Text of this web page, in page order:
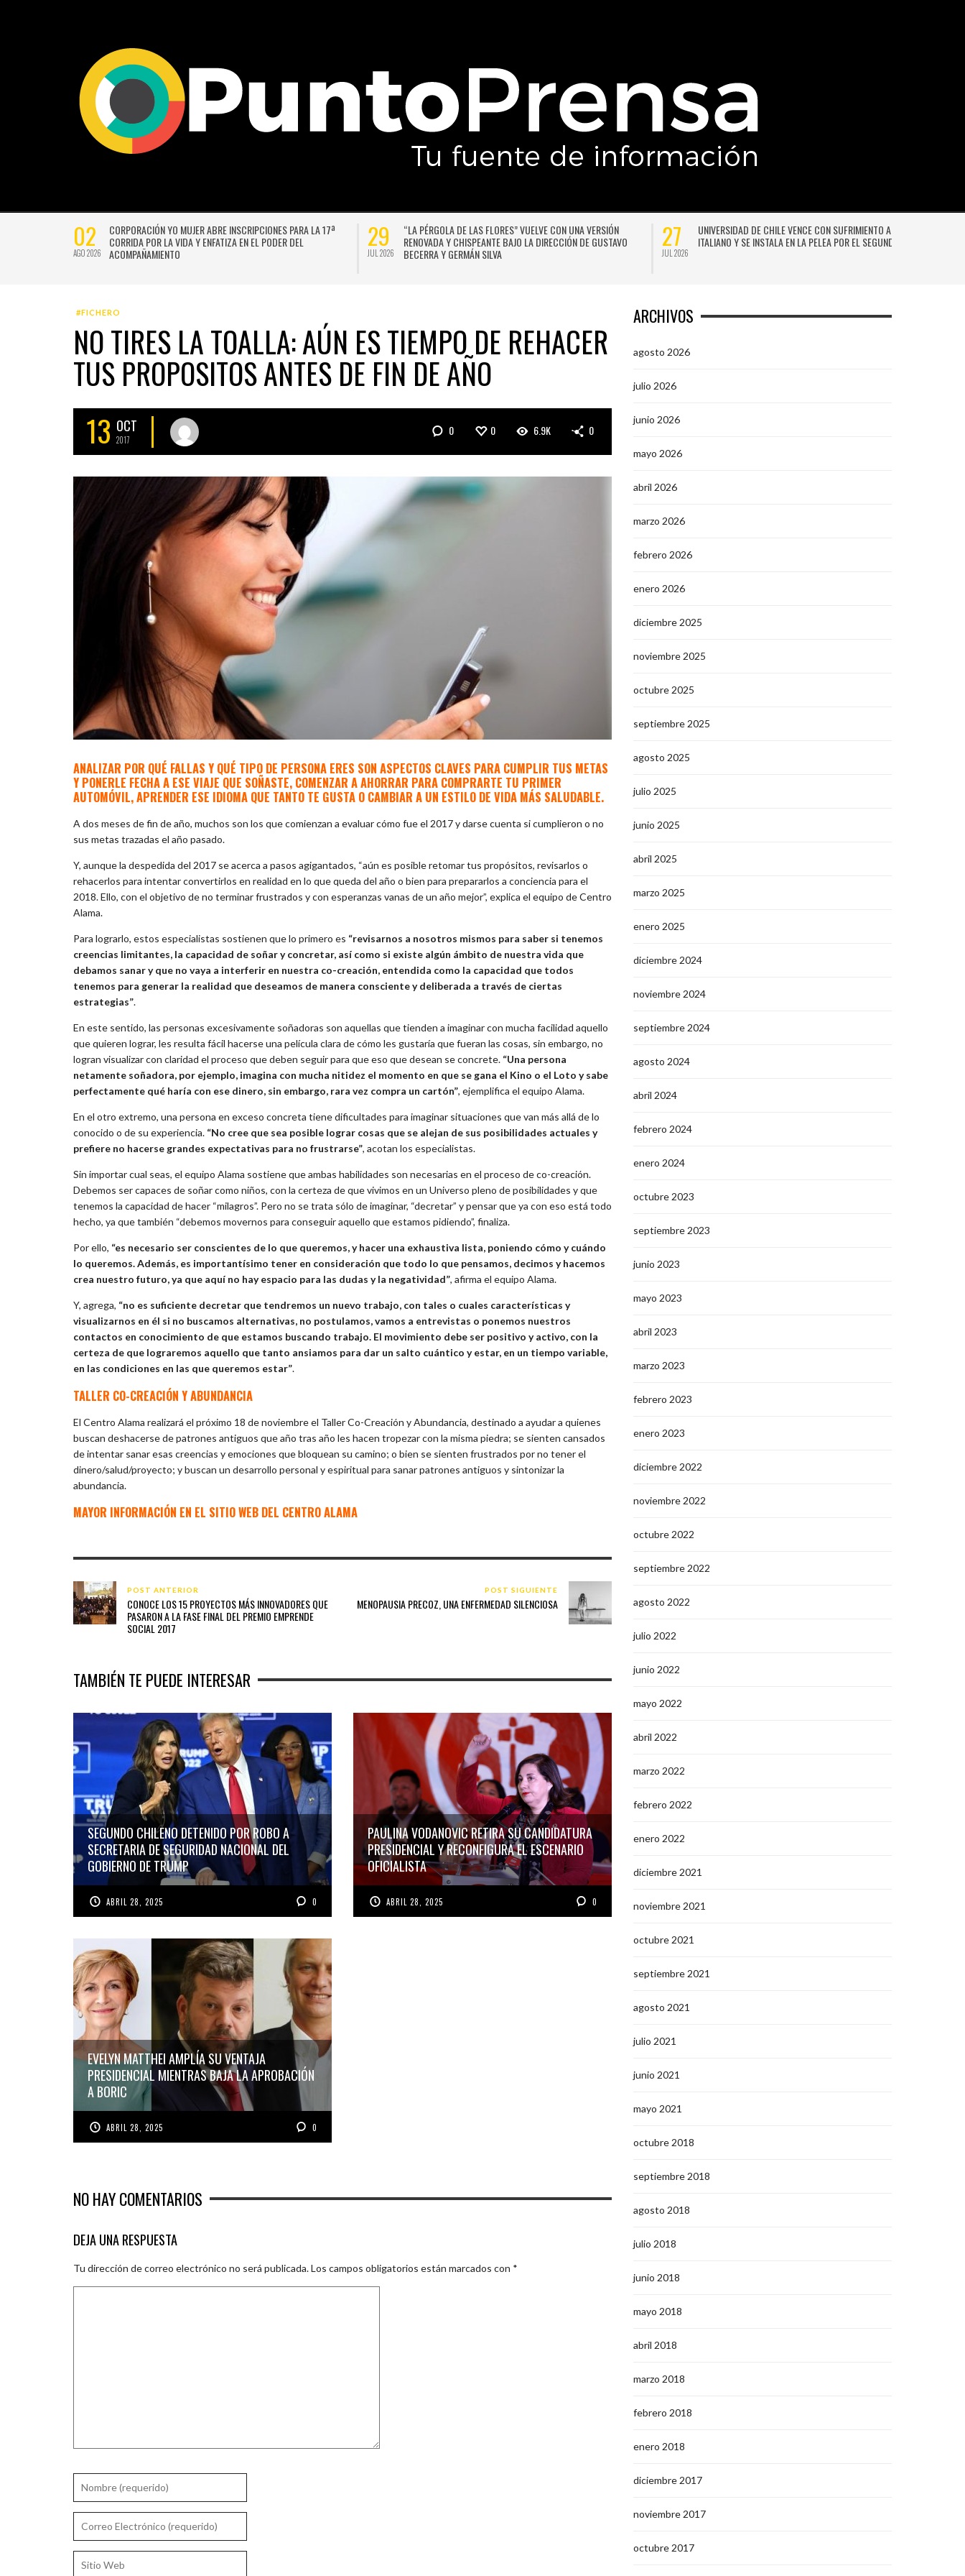
02
AGO 2026
CORPORACIÓN YO MUJER ABRE INSCRIPCIONES PARA LA 17ª
CORRIDA POR LA VIDA Y ENFATIZA EN EL PODER DEL
ACOMPAÑAMIENTO
29
JUL 2026
“LA PÉRGOLA DE LAS FLORES” VUELVE CON UNA VERSIÓN
RENOVADA Y CHISPEANTE BAJO LA DIRECCIÓN DE GUSTAVO
BECERRA Y GERMÁN SILVA
27
JUL 2026
UNIVERSIDAD DE CHILE VENCE CON SUFRIMIENTO A AUDAX
ITALIANO Y SE INSTALA EN LA PELEA POR EL SEGUNDO LUGAR
#FICHERO
NO TIRES LA TOALLA: AÚN ES TIEMPO DE REHACER
TUS PROPOSITOS ANTES DE FIN DE AÑO
13 OCT
2017
0 0 6.9K 0
ANALIZAR POR QUÉ FALLAS Y QUÉ TIPO DE PERSONA ERES SON ASPECTOS CLAVES PARA CUMPLIR TUS METAS
Y PONERLE FECHA A ESE VIAJE QUE SOÑASTE, COMENZAR A AHORRAR PARA COMPRARTE TU PRIMER
AUTOMÓVIL, APRENDER ESE IDIOMA QUE TANTO TE GUSTA O CAMBIAR A UN ESTILO DE VIDA MÁS SALUDABLE.
A dos meses de fin de año, muchos son los que comienzan a evaluar cómo fue el 2017 y darse cuenta si cumplieron o no
sus metas trazadas el año pasado.
Y, aunque la despedida del 2017 se acerca a pasos agigantados, “aún es posible retomar tus propósitos, revisarlos o
rehacerlos para intentar convertirlos en realidad en lo que queda del año o bien para prepararlos a conciencia para el
2018. Ello, con el objetivo de no terminar frustrados y con esperanzas vanas de un año mejor”, explica el equipo de Centro
Alama.
Para lograrlo, estos especialistas sostienen que lo primero es “revisarnos a nosotros mismos para saber si tenemos
creencias limitantes, la capacidad de soñar y concretar, así como si existe algún ámbito de nuestra vida que
debamos sanar y que no vaya a interferir en nuestra co-creación, entendida como la capacidad que todos
tenemos para generar la realidad que deseamos de manera consciente y deliberada a través de ciertas
estrategias”.
En este sentido, las personas excesivamente soñadoras son aquellas que tienden a imaginar con mucha facilidad aquello
que quieren lograr, les resulta fácil hacerse una película clara de cómo les gustaría que fueran las cosas, sin embargo, no
logran visualizar con claridad el proceso que deben seguir para que eso que desean se concrete. “Una persona
netamente soñadora, por ejemplo, imagina con mucha nitidez el momento en que se gana el Kino o el Loto y sabe
perfectamente qué haría con ese dinero, sin embargo, rara vez compra un cartón”, ejemplifica el equipo Alama.
En el otro extremo, una persona en exceso concreta tiene dificultades para imaginar situaciones que van más allá de lo
conocido o de su experiencia. “No cree que sea posible lograr cosas que se alejan de sus posibilidades actuales y
prefiere no hacerse grandes expectativas para no frustrarse”, acotan los especialistas.
Sin importar cual seas, el equipo Alama sostiene que ambas habilidades son necesarias en el proceso de co-creación.
Debemos ser capaces de soñar como niños, con la certeza de que vivimos en un Universo pleno de posibilidades y que
tenemos la capacidad de hacer “milagros”. Pero no se trata sólo de imaginar, “decretar” y pensar que ya con eso está todo
hecho, ya que también “debemos movernos para conseguir aquello que estamos pidiendo”, finaliza.
Por ello, “es necesario ser conscientes de lo que queremos, y hacer una exhaustiva lista, poniendo cómo y cuándo
lo queremos. Además, es importantísimo tener en consideración que todo lo que pensamos, decimos y hacemos
crea nuestro futuro, ya que aquí no hay espacio para las dudas y la negatividad”, afirma el equipo Alama.
Y, agrega, “no es suficiente decretar que tendremos un nuevo trabajo, con tales o cuales características y
visualizarnos en él si no buscamos alternativas, no postulamos, vamos a entrevistas o ponemos nuestros
contactos en conocimiento de que estamos buscando trabajo. El movimiento debe ser positivo y activo, con la
certeza de que lograremos aquello que tanto ansiamos para dar un salto cuántico y estar, en un tiempo variable,
en las condiciones en las que queremos estar”.
TALLER CO-CREACIÓN Y ABUNDANCIA
El Centro Alama realizará el próximo 18 de noviembre el Taller Co-Creación y Abundancia, destinado a ayudar a quienes
buscan deshacerse de patrones antiguos que año tras año les hacen tropezar con la misma piedra; se sienten cansados
de intentar sanar esas creencias y emociones que bloquean su camino; o bien se sienten frustrados por no tener el
dinero/salud/proyecto; y buscan un desarrollo personal y espiritual para sanar patrones antiguos y sintonizar la
abundancia.
MAYOR INFORMACIÓN EN EL SITIO WEB DEL CENTRO ALAMA
POST ANTERIOR
CONOCE LOS 15 PROYECTOS MÁS INNOVADORES QUE
PASARON A LA FASE FINAL DEL PREMIO EMPRENDE
SOCIAL 2017
POST SIGUIENTE
MENOPAUSIA PRECOZ, UNA ENFERMEDAD SILENCIOSA
TAMBIÉN TE PUEDE INTERESAR
SEGUNDO CHILENO DETENIDO POR ROBO A
SECRETARIA DE SEGURIDAD NACIONAL DEL
GOBIERNO DE TRUMP
ABRIL 28, 2025 0
PAULINA VODANOVIC RETIRA SU CANDIDATURA
PRESIDENCIAL Y RECONFIGURA EL ESCENARIO
OFICIALISTA
ABRIL 28, 2025 0
EVELYN MATTHEI AMPLÍA SU VENTAJA
PRESIDENCIAL MIENTRAS BAJA LA APROBACIÓN
A BORIC
ABRIL 28, 2025 0
NO HAY COMENTARIOS
DEJA UNA RESPUESTA
Tu dirección de correo electrónico no será publicada.Los campos obligatorios están marcados con *
ARCHIVOS
agosto 2026
julio 2026
junio 2026
mayo 2026
abril 2026
marzo 2026
febrero 2026
enero 2026
diciembre 2025
noviembre 2025
octubre 2025
septiembre 2025
agosto 2025
julio 2025
junio 2025
abril 2025
marzo 2025
enero 2025
diciembre 2024
noviembre 2024
septiembre 2024
agosto 2024
abril 2024
febrero 2024
enero 2024
octubre 2023
septiembre 2023
junio 2023
mayo 2023
abril 2023
marzo 2023
febrero 2023
enero 2023
diciembre 2022
noviembre 2022
octubre 2022
septiembre 2022
agosto 2022
julio 2022
junio 2022
mayo 2022
abril 2022
marzo 2022
febrero 2022
enero 2022
diciembre 2021
noviembre 2021
octubre 2021
septiembre 2021
agosto 2021
julio 2021
junio 2021
mayo 2021
octubre 2018
septiembre 2018
agosto 2018
julio 2018
junio 2018
mayo 2018
abril 2018
marzo 2018
febrero 2018
enero 2018
diciembre 2017
noviembre 2017
octubre 2017